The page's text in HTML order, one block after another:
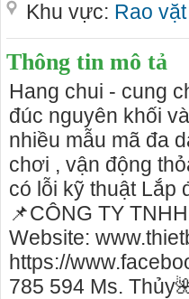
Khu vực: Rao
Thông tin mô tả
Hang chui - cung
đúc nguyên khối
nhiều mẫu mã đa
chơi , vận động
có lỗi kỹ thuật Lắp
📌CÔNG TY
Website:
https://
785 594 Ms.